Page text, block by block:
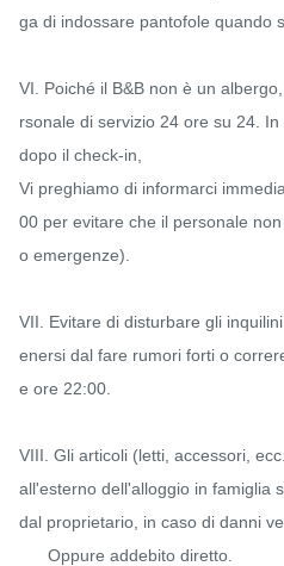
ga di indossare pantofole quando
VI. Poiché il B&B non è un
rsonale di servizio 24 ore su 24.
dopo il check-in,
Vi preghiamo di informarci
00 per evitare che il personale
o emergenze).
VII. Evitare di disturbare gli
enersi dal fare rumori forti o
e ore 22:00.
VIII. Gli articoli (letti, accessori,
all'esterno dell'alloggio in famiglia
dal proprietario, in caso di danni